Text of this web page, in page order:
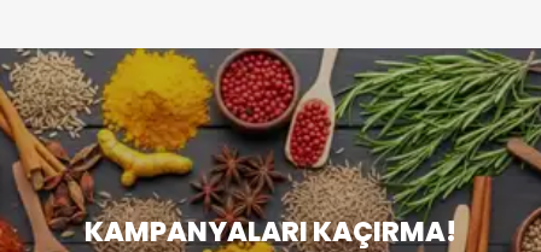
KAMPANYALARI KAÇIRMA!